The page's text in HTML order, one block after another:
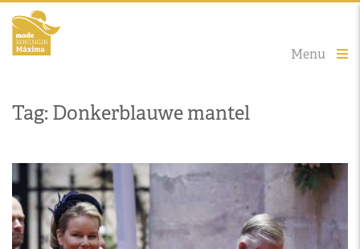
Menu
Tag: Donkerblauwe mantel